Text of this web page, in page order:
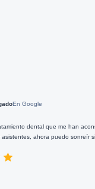
aconsejado. Gracias a todo el
sin complejos.
...